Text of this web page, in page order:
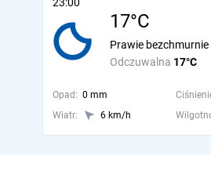
17°C
Odczuwalna 17°C
Prawie bezchmurnie
Opad: 0 mm
Wiatr:
6 km/h